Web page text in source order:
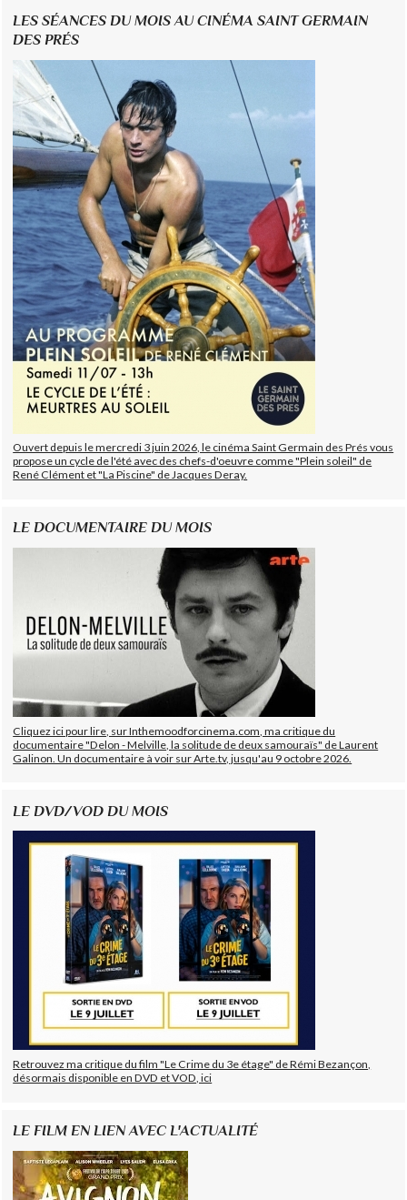
LES SÉANCES DU MOIS AU CINÉMA SAINT GERMAIN
DES PRÉS
Ouvert depuis le mercredi 3 juin 2026, le cinéma Saint Germain des Prés vous
propose un cycle de l'été avec des chefs-d'oeuvre comme "Plein soleil" de
René Clément et "La Piscine" de Jacques Deray.
LE DOCUMENTAIRE DU MOIS
Cliquez ici pour lire, sur Inthemoodforcinema.com, ma critique du
documentaire "Delon - Melville, la solitude de deux samouraïs" de Laurent
Galinon. Un documentaire à voir sur Arte.tv, jusqu'au 9 octobre 2026.
LE DVD/VOD DU MOIS
Retrouvez ma critique du film "Le Crime du 3e étage" de Rémi Bezançon,
désormais disponible en DVD et VOD, ici
LE FILM EN LIEN AVEC L'ACTUALITÉ